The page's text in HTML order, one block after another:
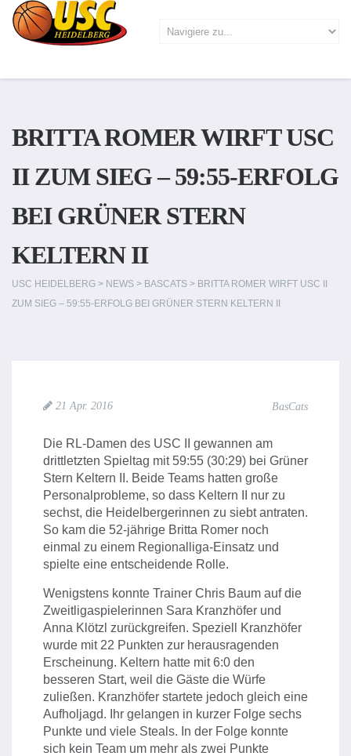
BRITTA ROMER WIRFT USC
II ZUM SIEG – 59:55-ERFOLG
BEI GRÜNER STERN
KELTERN II
USC HEIDELBERG > NEWS > BASCATS > BRITTA ROMER WIRFT USC II
ZUM SIEG – 59:55-ERFOLG BEI GRÜNER STERN KELTERN II
21 Apr. 2016 BasCats
Die RL-Damen des USC II gewannen am
drittletzten Spieltag mit 59:55 (30:29) bei Grüner
Stern Keltern II. Beide Teams hatten große
Personalprobleme, so dass Keltern II nur zu
sechst, die Heidelbergerinnen zu siebt antraten.
So kam die 52-jährige Britta Romer noch
einmal zu einem Regionalliga-Einsatz und
spielte eine entscheidende Rolle.
Wenigstens konnte Trainer Chris Baum auf die
Zweitligaspielerinnen Sara Kranzhöfer und
Anna Klötzl zurückgreifen. Speziell Kranzhöfer
wurde mit 22 Punkten zur herausragenden
Erscheinung. Keltern hatte mit 6:0 den
besseren Start, weil die Gäste die Würfe
zuließen. Kranzhöfer startete jedoch gleich eine
Aufholjagd. Ihr gelangen in kurzer Folge sechs
Punkte und viele Steals. In der Folge konnte
sich kein Team um mehr als zwei Punkte